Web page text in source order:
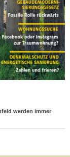
werden immer